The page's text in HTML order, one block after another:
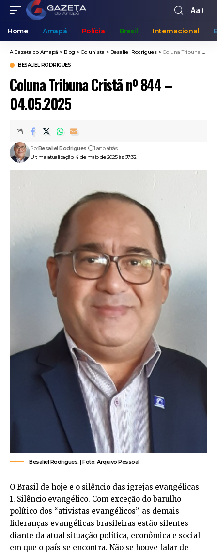
Aa
Home Amapá Polícia Brasil Internacional
A Gazeta do Amapá > Blog > Colunista > Besaliel Rodrigues > Coluna Tribuna Cristã nº 844 – 04.05.2025
BESALIEL RODRIGUES
Coluna Tribuna Cristã nº 844 –
04.05.2025
Ultima atualização: 4 de maio de 2025 às 07:32
PorBesaliel Rodrigues 1 ano atrás
Besaliel Rodrigues. | Foto: Arquivo Pessoal
O Brasil de hoje e o silêncio das igrejas evangélicas
1. Silêncio evangélico. Com exceção do barulho
político dos “ativistas evangélicos”, as demais
lideranças evangélicas brasileiras estão silentes
diante da atual situação política, econômica e social
em que o país se encontra. Não se houve falar de